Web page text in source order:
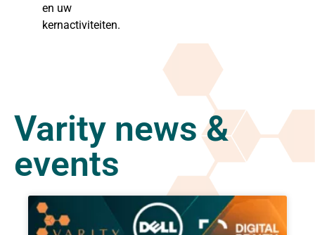
en uw
kernactiviteiten.
Varity news &
events